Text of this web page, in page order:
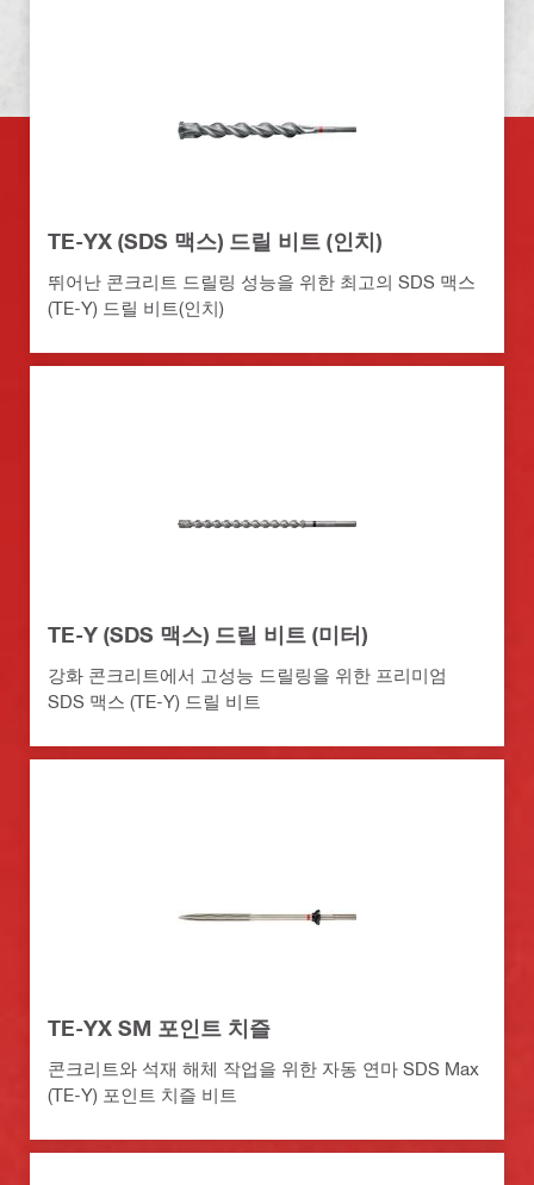
TE-YX (SDS 맥스) 드릴 비트 (인치)
뛰어난 콘크리트 드릴링 성능을 위한 최고의 SDS 맥스
(TE-Y) 드릴 비트(인치)
TE-Y (SDS 맥스) 드릴 비트 (미터)
강화 콘크리트에서 고성능 드릴링을 위한 프리미엄
SDS 맥스 (TE-Y) 드릴 비트
TE-YX SM 포인트 치즐
콘크리트와 석재 해체 작업을 위한 자동 연마 SDS Max
(TE-Y) 포인트 치즐 비트